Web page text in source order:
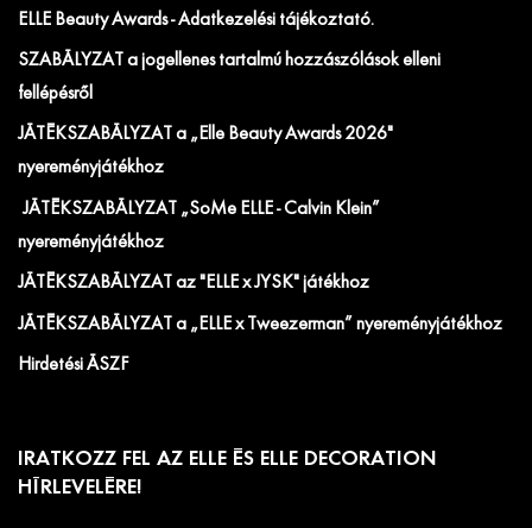
ELLE Beauty Awards - Adatkezelési tájékoztató.
SZABÁLYZAT a jogellenes tartalmú hozzászólások elleni
fellépésről
JÁTÉKSZABÁLYZAT a „Elle Beauty Awards 2026"
nyereményjátékhoz
JÁTÉKSZABÁLYZAT „SoMe ELLE - Calvin Klein”
nyereményjátékhoz
JÁTÉKSZABÁLYZAT az "ELLE x JYSK" játékhoz
JÁTÉKSZABÁLYZAT a „ELLE x Tweezerman” nyereményjátékhoz
Hirdetési ÁSZF
IRATKOZZ FEL AZ ELLE ÉS ELLE DECORATION
HÍRLEVELÉRE!